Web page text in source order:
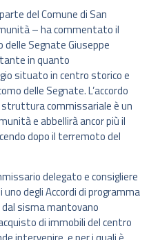
del Comune di San
– ha commentato il
delle Segnate Giuseppe
in quanto
situato in centro storico e
delle Segnate. L’accordo
commissariale è un
e abbellirà ancor più il
dopo il terremoto del
delegato e consigliere
degli Accordi di programma
sisma mantovano
di immobili del centro